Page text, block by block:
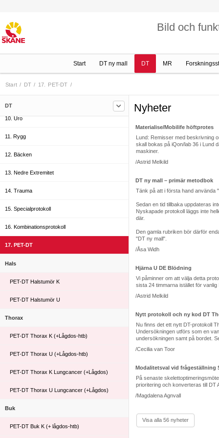
Bild och
Start DT ny mall DT MR
Start / DT / 17. PET-DT /
DT
5. Aorta
8. Thorax Buk
10. Uro
11. Rygg
12. Bäcken
13. Nedre Extremitet
14. Trauma
15. Specialprotokoll
16. Kombinationsprotokoll
17. PET-DT
Hals
PET-DT Halstumör K
PET-DT Halstumör U
Thorax
PET-DT Thorax K (+Lågdos-htb)
PET-DT Thorax U (+Lågdos-htb)
PET-DT Thorax K Lungcancer (+Lågdos)
PET-DT Thorax U Lungcancer (+Lågdos)
Buk
PET-DT Buk K (+ lågdos-htb)
Nyheter
Materialise/Mobilife höftprotes
Lund: Remisser med beskrivning
skall bokas på iQon/lab 36 i Lund
maskiner.
/Astrid Melkild
DT ny mall – primär metodbok
Tänk på att i första hand använda
Sedan en tid tillbaka uppdateras
Nyskapade protokoll läggs inte
där.
Den gamla rubriken bör därför
"DT ny mall".
/Åsa Widh
Hjärna U DE Blödning
Vi påminner om att välja detta
sista 24 timmarna istället för
/Astrid Melkild
Nytt protokoll och ny kod DT
Nu finns det ett nytt DT-protokoll
Undersökningen utförs som en
undersökningen samt på bordet.
/Cecilia van Toor
Modalitetsval vid frågeställning
På senaste
prioritering och konverteras till DT
/Magdalena Agnvall
Visa alla 56 nyheter